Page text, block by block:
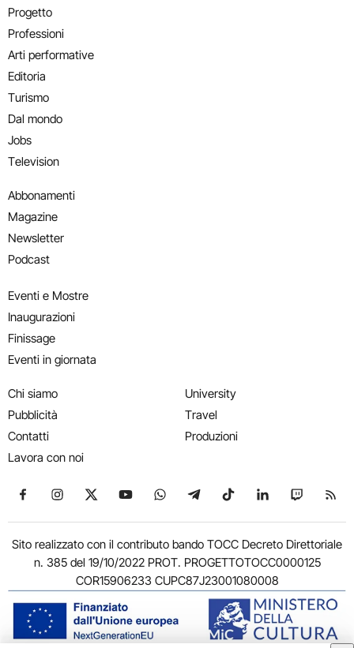
Progetto
Professioni
Arti performative
Editoria
Turismo
Dal mondo
Jobs
Television
Abbonamenti
Magazine
Newsletter
Podcast
Eventi e Mostre
Inaugurazioni
Finissage
Eventi in giornata
Chi siamo
Pubblicità
Contatti
Lavora con noi
University
Travel
Produzioni
Seguici su Facebook
Seguici su Instagram
Seguici su X
Seguici su YouTube
Seguici su WhatsApp
Seguici su Telegram
Seguici su TikTok
Seguici su
Seguici
Sito realizzato con il contributo bando TOCC Decreto Direttoriale
n. 385 del 19/10/2022 PROT. PROGETTOTOCC0000125
COR15906233 CUPC87J23001080008